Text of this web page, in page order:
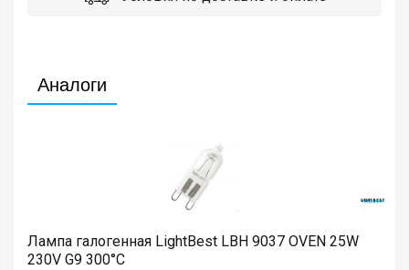
Аналоги
Лампа галогенная LightBest LBH 9037 OVEN 25W
230V G9 300°С